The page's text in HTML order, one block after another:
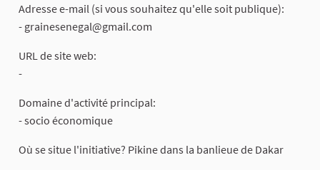
Adresse e-mail (si vous souhaitez qu'elle soit publique):
- grainesenegal@gmail.com
URL de site web:
-
Domaine d'activité principal:
- socio économique
Où se situe l'initiative? Pikine dans la banlieue de Dakar